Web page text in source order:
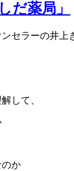
だ薬局」
セラーの井上
して、
のか